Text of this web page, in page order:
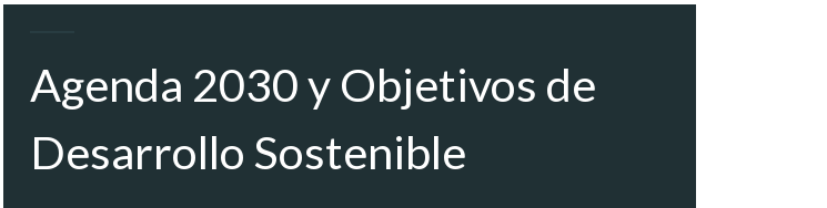
Agenda 2030 y Objetivos de
Desarrollo Sostenible